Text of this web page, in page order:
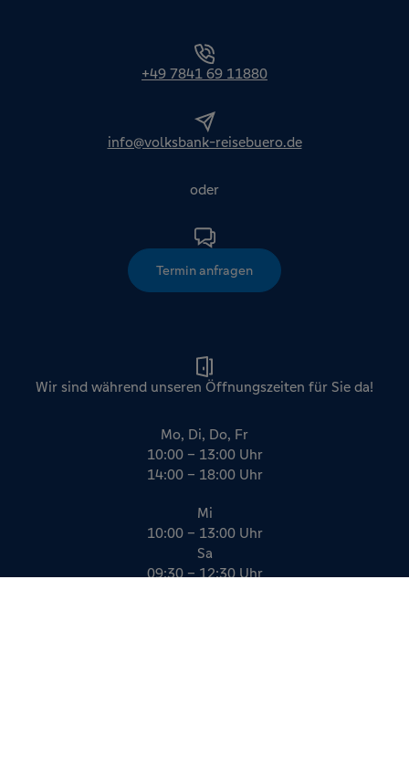
+49 7841 69 11880
info@volksbank-reisebuero.de
oder
Termin anfragen
Wir sind während unseren Öffnungszeiten für Sie da!
Mo, Di, Do, Fr
10:00 – 13:00 Uhr
14:00 – 18:00 Uhr
Mi
10:00 – 13:00 Uhr
Sa
09:30 – 12:30 Uhr